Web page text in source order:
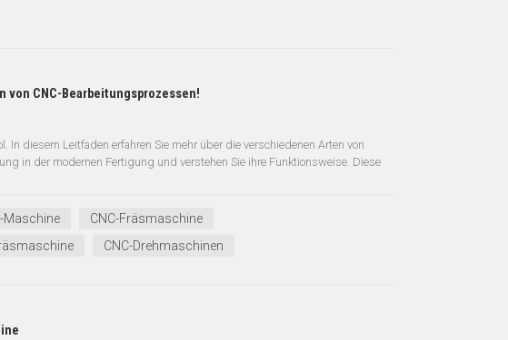
CNC-Bearbeitungsprozessen!
diesem Leitfaden erfahren Sie mehr über die verschiedenen Arten von
in der modernen Fertigung und verstehen Sie ihre Funktionsweise. Diese
Maschine
CNC-Fräsmaschine
CNC-Drehmaschinen